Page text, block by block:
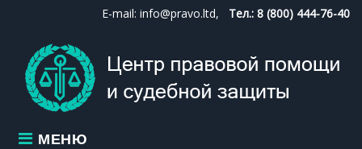
content
E-mail: info@pravo.ltd, Тел.: 8 (800) 444-76-40
МЕНЮ